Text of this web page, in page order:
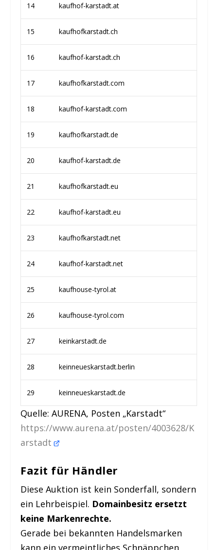
14 kaufhof-karstadt.at
15 kaufhofkarstadt.ch
16 kaufhof-karstadt.ch
17 kaufhofkarstadt.com
18 kaufhof-karstadt.com
19 kaufhofkarstadt.de
20 kaufhof-karstadt.de
21 kaufhofkarstadt.eu
22 kaufhof-karstadt.eu
23 kaufhofkarstadt.net
24 kaufhof-karstadt.net
25 kaufhouse-tyrol.at
26 kaufhouse-tyrol.com
27 keinkarstadt.de
28 keinneueskarstadt.berlin
29 keinneueskarstadt.de
Quelle: AURENA, Posten „Karstadt“
https://www.aurena.at/posten/4003628/K
arstadt
Fazit für Händler
Diese Auktion ist kein Sonderfall, sondern
ein Lehrbeispiel. Domainbesitz ersetzt
keine Markenrechte.
Gerade bei bekannten Handelsmarken